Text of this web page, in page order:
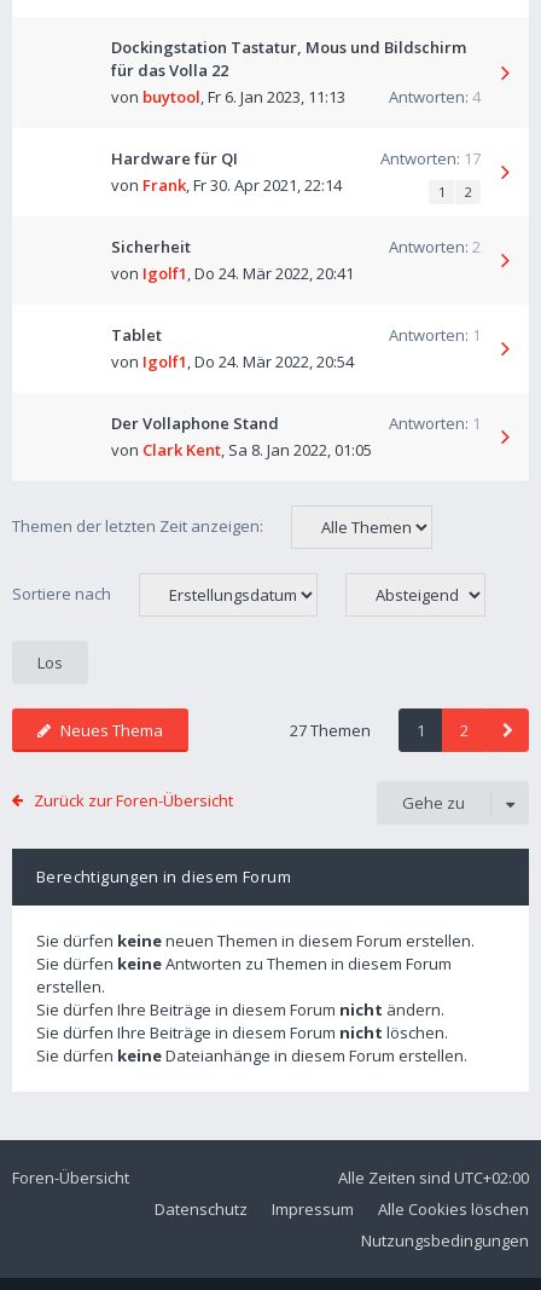
Dockingstation Tastatur, Mous und Bildschirm
für das Volla 22
Antworten: 4
von buytool,Fr 6. Jan 2023, 11:13
Hardware für QI Antworten: 17
von Frank,Fr 30. Apr 2021, 22:14 1 2
Sicherheit Antworten: 2
von Igolf1,Do 24. Mär 2022, 20:41
Tablet Antworten: 1
von Igolf1,Do 24. Mär 2022, 20:54
Der Vollaphone Stand Antworten: 1
von Clark Kent, Sa 8. Jan 2022, 01:05
Themen der letzten Zeit anzeigen:
Sortiere nach
Neues Thema 27 Themen 1 2
Zurück zur Foren-Übersicht Gehe zu
Berechtigungen in diesem Forum
Sie dürfen keineneuen Themen in diesem Forum erstellen.
Sie dürfen keineAntworten zu Themen in diesem Forum
erstellen.
Sie dürfen Ihre Beiträge in diesem Forum nicht ändern.
Sie dürfen Ihre Beiträge in diesem Forum nicht löschen.
Sie dürfen keineDateianhänge in diesem Forum erstellen.
Foren-Übersicht Alle Zeiten sind UTC+02:00
Alle Cookies löschen
Impressum
Datenschutz
Nutzungsbedingungen